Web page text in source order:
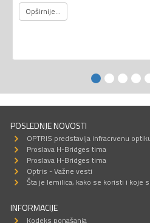
Opširnije...
POSLEDNJE NOVOSTI
OPTRIS predstavlja infracrvenu
Proslava H-Bridges tima
Proslava H-Bridges tima
Optris - Važne vesti
Šta je lemilica, kako se koristi i koje
INFORMACIJE
Kodeks ponašanja